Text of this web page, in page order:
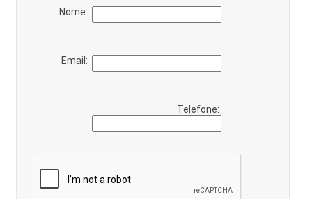
Nome:
Email:
Telefone: